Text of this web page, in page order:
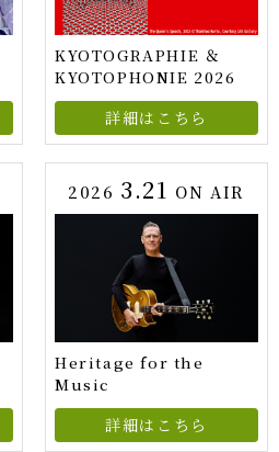
KYOTOGRAPHIE ＆
KYOTOPHONIE 2026
詳細はこちら
2026 3.21 ON AIR
Heritage for the
Music
詳細はこちら